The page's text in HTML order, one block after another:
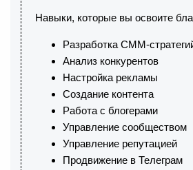
Навыки, которые вы освоите
Разработка СММ-
Анализ конкурентов
Настройка рекламы
Создание контента
Работа с блогерами
Управление сообществом
Управление репутацией
Продвижение в Телеграм